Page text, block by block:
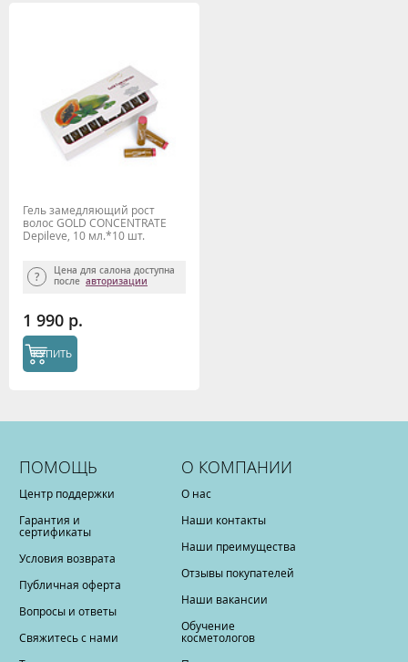
Гель замедляющий рост
волос GOLD CONCENTRATE
Depileve, 10 мл.*10 шт.
Цена для салона доступна
после авторизации
1 990 р.
КУПИТЬ
ПОМОЩЬ
Центр поддержки
Гарантия и
сертификаты
Условия возврата
Публичная оферта
Вопросы и ответы
Свяжитесь с нами
О КОМПАНИИ
О нас
Наши контакты
Наши преимущества
Отзывы покупателей
Наши вакансии
Обучение
косметологов